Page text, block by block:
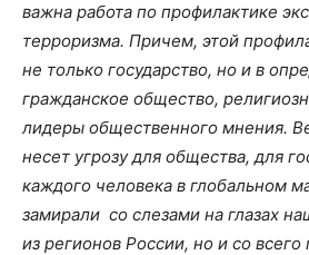
важна работа по профилактике
терроризма. Причем, этой
не только государство, но и в
гражданское общество,
лидеры общественного мнения.
несет угрозу для общества, для
каждого человека в глобальном
замирали со слезами на глазах
из регионов России, но и со всего